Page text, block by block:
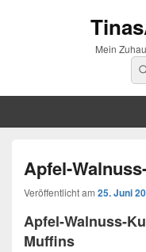
Mein
Apfel-
Veröffentlicht am 25. Juni
Apfel-Walnuss-
Muffins